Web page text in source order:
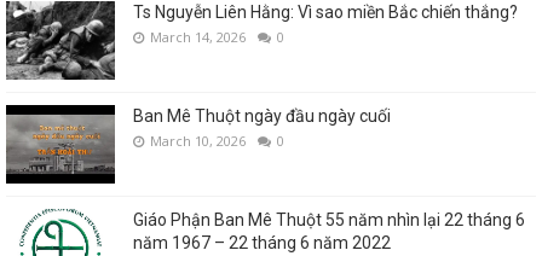
Ts Nguyễn Liên Hằng: Vì sao miền Bắc chiến thắng?
March 14, 2026 0
Ban Mê Thuột ngày đầu ngày cuối
March 10, 2026 0
Giáo Phận Ban Mê Thuột 55 năm nhìn lại 22 tháng 6
năm 1967 – 22 tháng 6 năm 2022